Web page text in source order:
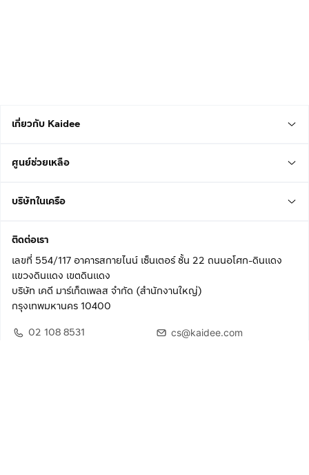
เกี่ยวกับ Kaidee
ศูนย์ช่วยเหลือ
บริษัทในเครือ
ติดต่อเรา
เลขที่ 554/117 อาคารสกายไนน์ เซ็นเตอร์ ชั้น 22 ถนนอโศก-ดินแดง
แขวงดินแดง เขตดินแดง
บริษัท เคดี มาร์เก็ตเพลส จำกัด (สำนักงานใหญ่)
กรุงเทพมหานคร 10400
02 108 8531
cs@kaidee.com